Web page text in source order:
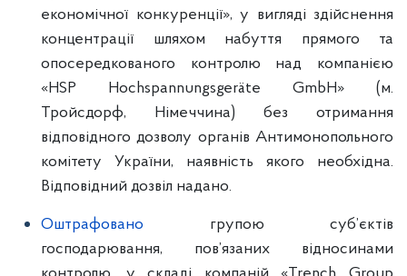
економічної конкуренції», у вигляді здійснення
концентрації шляхом набуття прямого та
опосередкованого контролю над компанією
«HSP Hochspannungsgeräte GmbH» (м.
Тройсдорф, Німеччина) без отримання
відповідного дозволу органів Антимонопольного
комітету України, наявність якого необхідна.
Відповідний дозвіл надано.
Оштрафовано групою суб’єктів
господарювання, пов’язаних відносинами